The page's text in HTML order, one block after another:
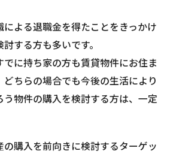
よる退職金を得たことをきっかけ
する方も多いです。
に持ち家の方も賃貸物件にお住ま
どちらの場合でも今後の生活により
う物件の購入を検討する方は、一定
の購入を前向きに検討するターゲッ